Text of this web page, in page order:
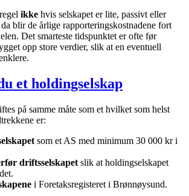
ikke hvis selskapet er lite, passivt eller
blir de årlige rapporteringskostnadene fort
Det smarteste tidspunktet er ofte før
opp store verdier, slik at en eventuell
et holdingselskap
på samme måte som et hvilket som helst
er:
som et AS med minimum 30 000 kr i
driftsselskapet slik at holdingselskapet
i Foretaksregisteret i Brønnøysund.